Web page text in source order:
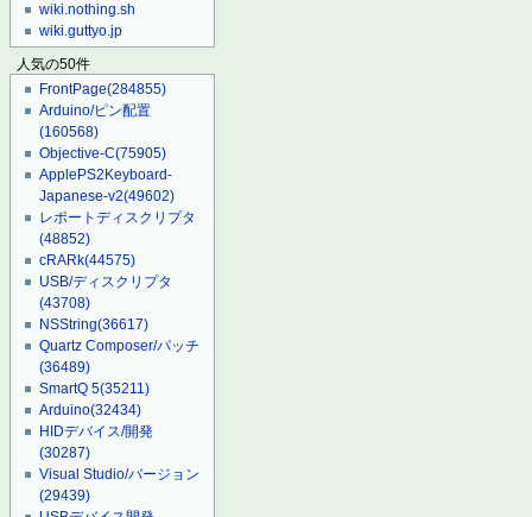
wiki.nothing.sh
wiki.guttyo.jp
人気の50件
FrontPage(284855)
Arduino/ピン配置
(160568)
Objective-C(75905)
ApplePS2Keyboard-
Japanese-v2(49602)
レポートディスクリプタ
(48852)
cRARk(44575)
USB/ディスクリプタ
(43708)
NSString(36617)
Quartz Composer/パッチ
(36489)
SmartQ 5(35211)
Arduino(32434)
HIDデバイス/開発
(30287)
Visual Studio/バージョン
(29439)